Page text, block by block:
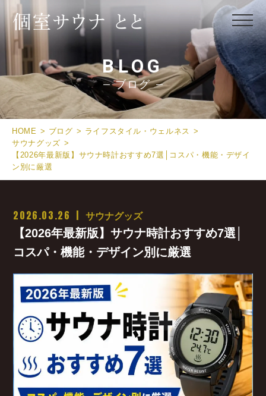
BLOG
ブログ
HOME ブログ
ライフスタイル・ウェルネス
サウナグッズ
【2026年最新版】サウナ時計おすすめ7選│コスパ・機能・デザイ
ン別に厳選
2026.03.26 サウナグッズ
【2026年最新版】サウナ時計おすすめ7選│
コスパ・機能・デザイン別に厳選